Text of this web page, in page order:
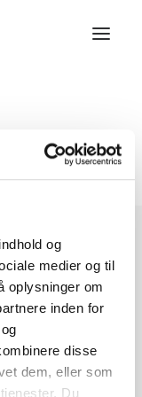
og
medier og til
oplysninger om
inden for
disse
dem, eller som
Du
og kan
logge ind